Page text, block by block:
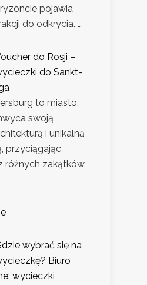
pojawia
do odkrycia. …
do Rosji –
do Sankt-
to miasto,
swoją
i unikalną
przyciągając
różnych zakątków
wybrać się na
Biuro
wycieczki